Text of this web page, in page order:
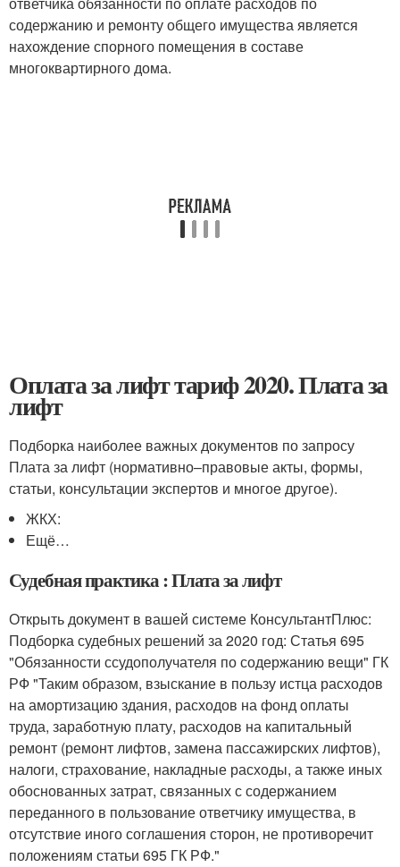
содержанию и ремонту общего имущества является
нахождение спорного помещения в составе
многоквартирного дома.
Оплата за лифт тариф 2020. Плата за
лифт
Подборка наиболее важных документов по запросу
Плата за лифт (нормативно–правовые акты, формы,
статьи, консультации экспертов и многое другое).
ЖКХ:
Ещё…
Судебная практика : Плата за лифт
Открыть документ в вашей системе КонсультантПлюс:
Подборка судебных решений за 2020 год: Статья 695
"Обязанности ссудополучателя по содержанию вещи" ГК
РФ "Таким образом, взыскание в пользу истца расходов
на амортизацию здания, расходов на фонд оплаты
труда, заработную плату, расходов на капитальный
ремонт (ремонт лифтов, замена пассажирских лифтов),
налоги, страхование, накладные расходы, а также иных
обоснованных затрат, связанных с содержанием
переданного в пользование ответчику имущества, в
отсутствие иного соглашения сторон, не противоречит
положениям статьи 695 ГК РФ."